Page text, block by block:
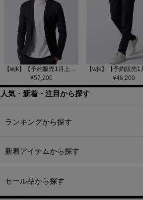
【wjk】【予約販売1月上旬～中旬入荷】function knit jacket(jacquard check) ニットジャケット(207 mw08j)
¥57,200
¥46,200
人気・新着・注目から探す
ランキングから探す
新着アイテムから探す
セール品から探す